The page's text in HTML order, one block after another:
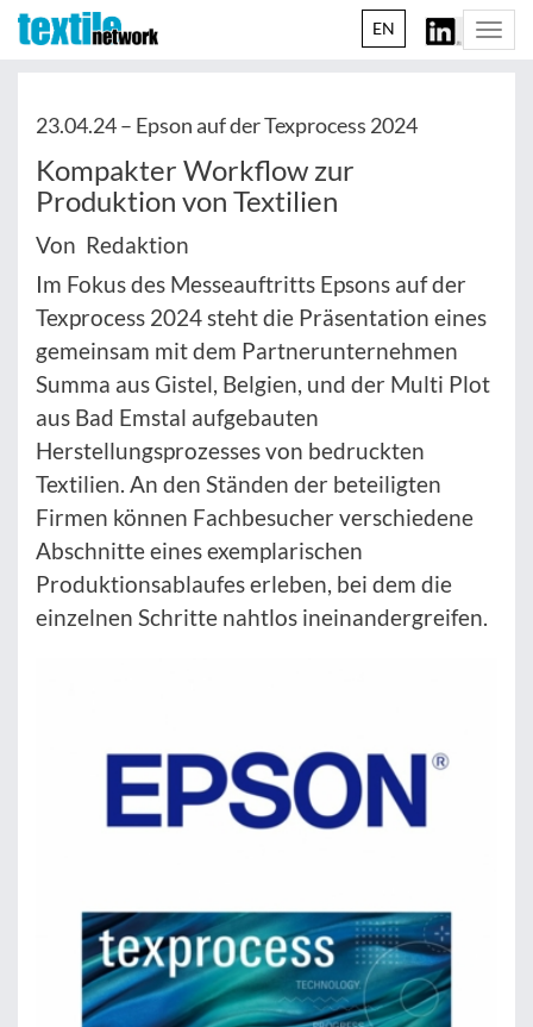
EN
23.04.24 – Epson auf der Texprocess 2024
Kompakter Workflow zur
Produktion von Textilien
Von Redaktion
Im Fokus des Messeauftritts Epsons auf der
Texprocess 2024 steht die Präsentation eines
gemeinsam mit dem Partnerunternehmen
Summa aus Gistel, Belgien, und der Multi Plot
aus Bad Emstal aufgebauten
Herstellungsprozesses von bedruckten
Textilien. An den Ständen der beteiligten
Firmen können Fachbesucher verschiedene
Abschnitte eines exemplarischen
Produktionsablaufes erleben, bei dem die
einzelnen Schritte nahtlos ineinandergreifen.